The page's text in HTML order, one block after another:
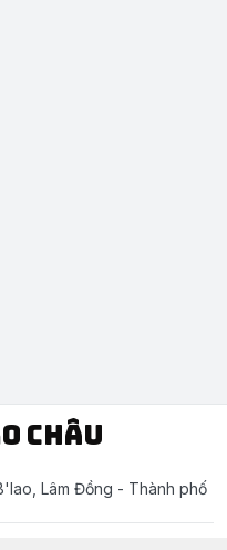
Châu
Lâm Đồng - Thành phố